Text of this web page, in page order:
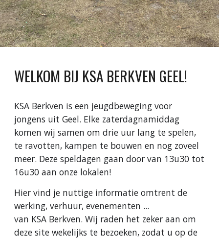
WELKOM BIJ KSA BERKVEN GEEL!
KSA Berkven is een jeugdbeweging voor
jongens uit Geel. Elke zaterdagnamiddag
komen wij samen om drie uur lang te spelen,
te ravotten, kampen te bouwen en nog zoveel
meer. Deze speldagen gaan door van 13u30 tot
16u30 aan onze lokalen!
Hier vind je nuttige informatie omtrent de
werking, verhuur, evenementen ...
van KSA Berkven. Wij raden het zeker aan om
deze site wekelijks te bezoeken, zodat u op de